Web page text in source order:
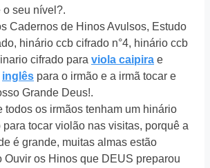
o seu nível?.
Cadernos de Hinos Avulsos, Estudo
hinário ccb cifrado n°4, hinário ccb
cifrado para viola caipira e
inglês para o irmão e a irmã tocar e
Grande Deus!.
todos os irmãos tenham um hinário
para tocar violão nas visitas, porquê a
é grande, muitas almas estão
Ouvir os Hinos que DEUS preparou